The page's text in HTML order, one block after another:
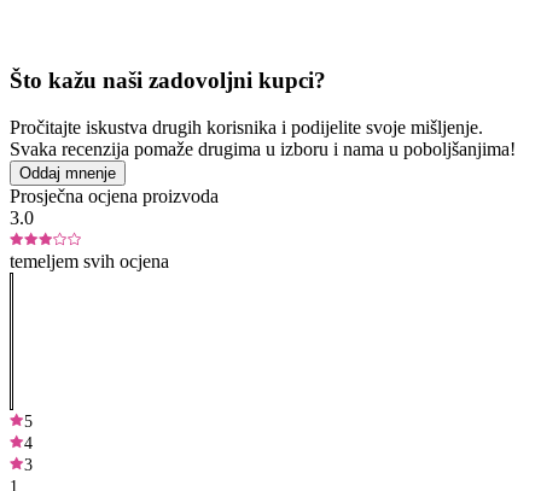
Što kažu naši zadovoljni kupci?
Pročitajte iskustva drugih korisnika i podijelite svoje mišljenje.
Svaka recenzija pomaže drugima u izboru i nama u poboljšanjima!
Oddaj mnenje
Prosječna ocjena proizvoda
3.0
temeljem svih ocjena
5
4
3
1